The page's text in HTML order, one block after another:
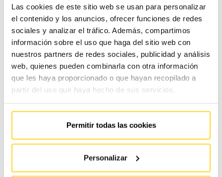
Las cookies de este sitio web se usan para personalizar
el contenido y los anuncios, ofrecer funciones de redes
sociales y analizar el tráfico. Además, compartimos
información sobre el uso que haga del sitio web con
nuestros partners de redes sociales, publicidad y análisis
web, quienes pueden combinarla con otra información
que les haya proporcionado o que hayan recopilado a
partir del uso que haya hecho de sus servicios.
Permitir todas las cookies
Personalizar
Ascensor con puertas semiautomáticas